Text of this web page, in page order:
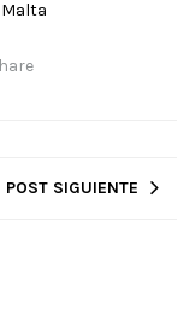
Malta
POST SIGUIENTE